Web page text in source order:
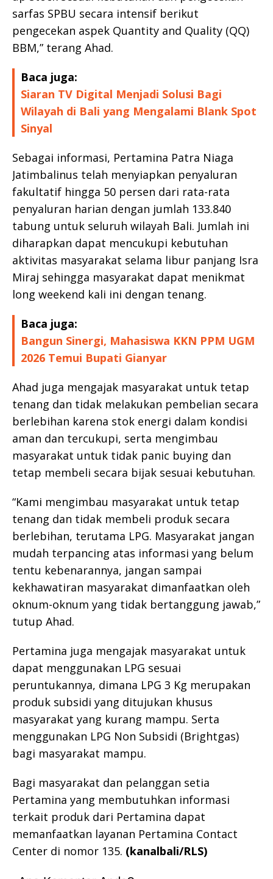
sarfas SPBU secara intensif berikut
pengecekan aspek Quantity and Quality (QQ)
BBM,” terang Ahad.
Baca juga:
Siaran TV Digital Menjadi Solusi Bagi
Wilayah di Bali yang Mengalami Blank Spot
Sinyal
Sebagai informasi, Pertamina Patra Niaga
Jatimbalinus telah menyiapkan penyaluran
fakultatif hingga 50 persen dari rata-rata
penyaluran harian dengan jumlah 133.840
tabung untuk seluruh wilayah Bali. Jumlah ini
diharapkan dapat mencukupi kebutuhan
aktivitas masyarakat selama libur panjang Isra
Miraj sehingga masyarakat dapat menikmat
long weekend kali ini dengan tenang.
Baca juga:
Bangun Sinergi, Mahasiswa KKN PPM UGM
2026 Temui Bupati Gianyar
Ahad juga mengajak masyarakat untuk tetap
tenang dan tidak melakukan pembelian secara
berlebihan karena stok energi dalam kondisi
aman dan tercukupi, serta mengimbau
masyarakat untuk tidak panic buying dan
tetap membeli secara bijak sesuai kebutuhan.
“Kami mengimbau masyarakat untuk tetap
tenang dan tidak membeli produk secara
berlebihan, terutama LPG. Masyarakat jangan
mudah terpancing atas informasi yang belum
tentu kebenarannya, jangan sampai
kekhawatiran masyarakat dimanfaatkan oleh
oknum-oknum yang tidak bertanggung jawab,”
tutup Ahad.
Pertamina juga mengajak masyarakat untuk
dapat menggunakan LPG sesuai
peruntukannya, dimana LPG 3 Kg merupakan
produk subsidi yang ditujukan khusus
masyarakat yang kurang mampu. Serta
menggunakan LPG Non Subsidi (Brightgas)
bagi masyarakat mampu.
Bagi masyarakat dan pelanggan setia
Pertamina yang membutuhkan informasi
terkait produk dari Pertamina dapat
memanfaatkan layanan Pertamina Contact
Center di nomor 135. (kanalbali/RLS)